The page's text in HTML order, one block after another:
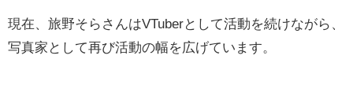
現在、旅野そらさんはVTuberとして活動を続けながら、
写真家として再び活動の幅を広げています。